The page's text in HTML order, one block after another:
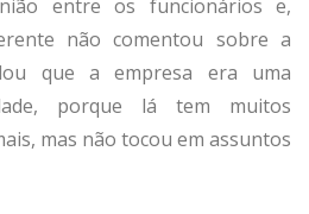
entre os funcionários e,
não comentou sobre a
que a empresa era uma
porque lá tem muitos
mas não tocou em assuntos